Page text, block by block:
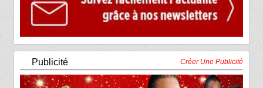
Publicité Créer Une Publicité